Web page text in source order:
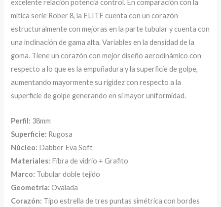
excelente relación potencia control. En comparación con la
mítica serie Rober 8, la ELITE cuenta con un corazón
estructuralmente con mejoras en la parte tubular y cuenta con
una inclinación de gama alta. Variables en la densidad de la
goma. Tiene un corazón con mejor diseño aerodinámico con
respecto a lo que es la empuñadura y la superficie de golpe,
aumentando mayormente su rigidez con respecto a la
superficie de golpe generando en si mayor uniformidad.
Perfil: 38mm
Superficie: Rugosa
Núcleo: Dabber Eva Soft
Materiales: Fibra de vidrio + Grafito
Marco: Tubular doble tejido
Geometría: Ovalada
Corazón: Tipo estrella de tres puntas simétrica con bordes